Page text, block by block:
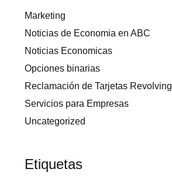
Marketing
Noticias de Economia en ABC
Noticias Economicas
Opciones binarias
Reclamación de Tarjetas Revolving
Servicios para Empresas
Uncategorized
Etiquetas